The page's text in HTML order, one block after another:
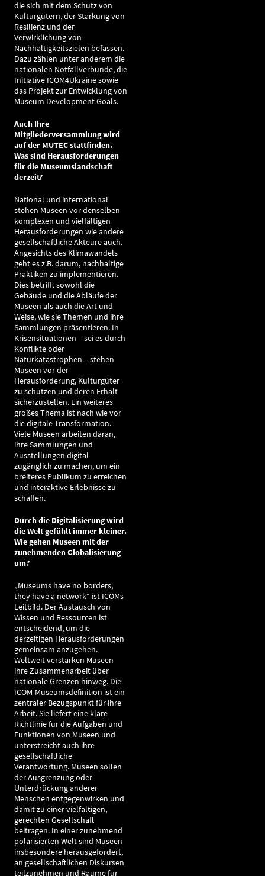
die sich mit dem Schutz von
Kulturgütern, der Stärkung von
Resilienz und der
Verwirklichung von
Nachhaltigkeitszielen befassen.
Dazu zählen unter anderem die
nationalen Notfallverbünde, die
Initiative ICOM4Ukraine sowie
das Projekt zur Entwicklung von
Museum Development Goals.
Auch Ihre
Mitgliederversammlung wird
auf der MUTEC stattfinden.
Was sind Herausforderungen
für die Museumslandschaft
derzeit?
National und international
stehen Museen vor denselben
komplexen und vielfältigen
Herausforderungen wie andere
gesellschaftliche Akteure auch.
Angesichts des Klimawandels
geht es z.B. darum, nachhaltige
Praktiken zu implementieren.
Dies betrifft sowohl die
Gebäude und die Abläufe der
Museen als auch die Art und
Weise, wie sie Themen und ihre
Sammlungen präsentieren. In
Krisensituationen – sei es durch
Konflikte oder
Naturkatastrophen – stehen
Museen vor der
Herausforderung, Kulturgüter
zu schützen und deren Erhalt
sicherzustellen. Ein weiteres
großes Thema ist nach wie vor
die digitale Transformation.
Viele Museen arbeiten daran,
ihre Sammlungen und
Ausstellungen digital
zugänglich zu machen, um ein
breiteres Publikum zu erreichen
und interaktive Erlebnisse zu
schaffen.
Durch die Digitalisierung wird
die Welt gefühlt immer kleiner.
Wie gehen Museen mit der
zunehmenden Globalisierung
um?
„Museums have no borders,
they have a network“ ist ICOMs
Leitbild. Der Austausch von
Wissen und Ressourcen ist
entscheidend, um die
derzeitigen Herausforderungen
gemeinsam anzugehen.
Weltweit verstärken Museen
ihre Zusammenarbeit über
nationale Grenzen hinweg. Die
ICOM-Museumsdefinition ist ein
zentraler Bezugspunkt für ihre
Arbeit. Sie liefert eine klare
Richtlinie für die Aufgaben und
Funktionen von Museen und
unterstreicht auch ihre
gesellschaftliche
Verantwortung. Museen sollen
der Ausgrenzung oder
Unterdrückung anderer
Menschen entgegenwirken und
damit zu einer vielfältigen,
gerechten Gesellschaft
beitragen. In einer zunehmend
polarisierten Welt sind Museen
insbesondere herausgefordert,
an gesellschaftlichen Diskursen
teilzunehmen und Räume für